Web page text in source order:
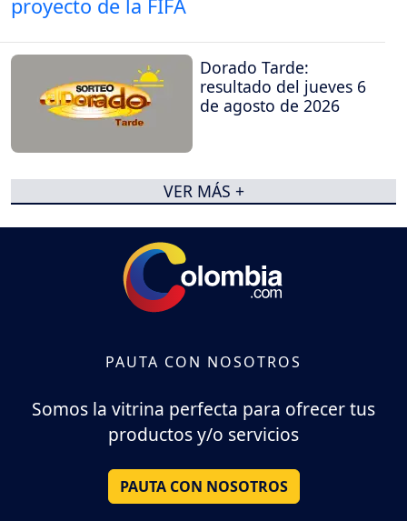
Dorado Tarde:
resultado del jueves 6
de agosto de 2026
VER MÁS +
PAUTA CON NOSOTROS
Somos la vitrina perfecta para ofrecer tus
productos y/o servicios
PAUTA CON NOSOTROS